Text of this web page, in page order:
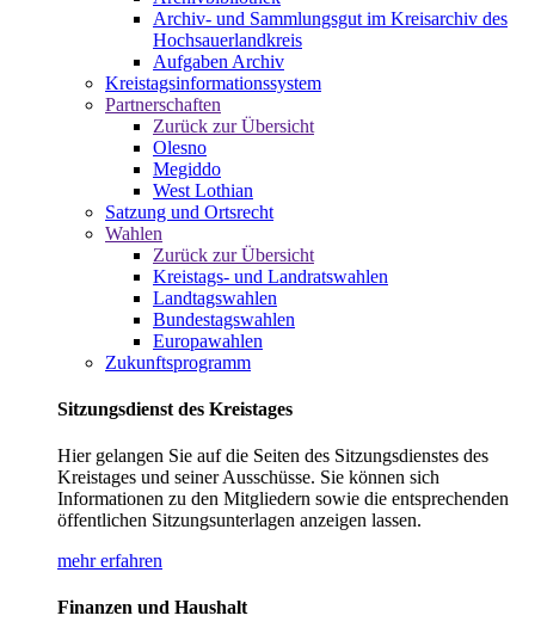
Archiv- und Sammlungsgut im Kreisarchiv des
Hochsauerlandkreis
Aufgaben Archiv
Kreistagsinformationssystem
Partnerschaften
Zurück zur Übersicht
Olesno
Megiddo
West Lothian
Satzung und Ortsrecht
Wahlen
Zurück zur Übersicht
Kreistags- und Landratswahlen
Landtagswahlen
Bundestagswahlen
Europawahlen
Zukunftsprogramm
Sitzungsdienst des Kreistages
Hier gelangen Sie auf die Seiten des Sitzungsdienstes des
Kreistages und seiner Ausschüsse. Sie können sich
Informationen zu den Mitgliedern sowie die entsprechenden
öffentlichen Sitzungsunterlagen anzeigen lassen.
mehr erfahren
Finanzen und Haushalt